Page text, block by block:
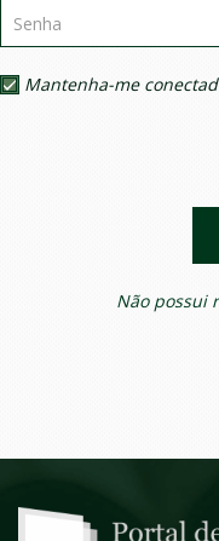
Mantenha-me
Não possui